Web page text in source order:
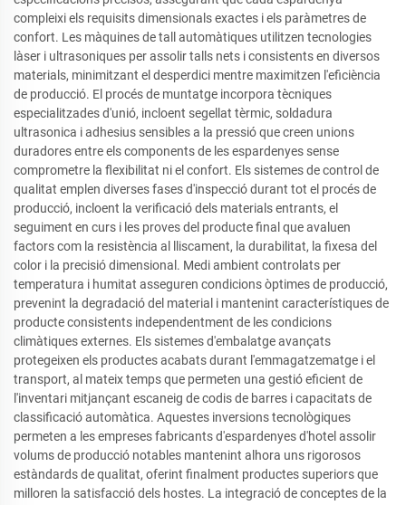
compleixi els requisits dimensionals exactes i els paràmetres de
confort. Les màquines de tall automàtiques utilitzen tecnologies
làser i ultrasoniques per assolir talls nets i consistents en diversos
materials, minimitzant el desperdici mentre maximitzen l'eficiència
de producció. El procés de muntatge incorpora tècniques
especialitzades d'unió, incloent segellat tèrmic, soldadura
ultrasonica i adhesius sensibles a la pressió que creen unions
duradores entre els components de les espardenyes sense
comprometre la flexibilitat ni el confort. Els sistemes de control de
qualitat emplen diverses fases d'inspecció durant tot el procés de
producció, incloent la verificació dels materials entrants, el
seguiment en curs i les proves del producte final que avaluen
factors com la resistència al lliscament, la durabilitat, la fixesa del
color i la precisió dimensional. Medi ambient controlats per
temperatura i humitat asseguren condicions òptimes de producció,
prevenint la degradació del material i mantenint característiques de
producte consistents independentment de les condicions
climàtiques externes. Els sistemes d'embalatge avançats
protegeixen els productes acabats durant l'emmagatzematge i el
transport, al mateix temps que permeten una gestió eficient de
l'inventari mitjançant escaneig de codis de barres i capacitats de
classificació automàtica. Aquestes inversions tecnològiques
permeten a les empreses fabricants d'espardenyes d'hotel assolir
volums de producció notables mantenint alhora uns rigorosos
estàndards de qualitat, oferint finalment productes superiors que
milloren la satisfacció dels hostes. La integració de conceptes de la